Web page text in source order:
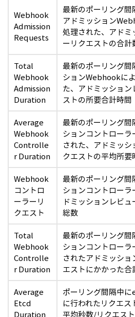
Webhook
Admission
Requests
最新のポーリング間
アドミッション
処理された、アドミ
ーリクエストの合計
Total
Webhook
Admission
Duration
最新のポーリング間
ションWebhookに
た、アドミッション
ストの所要合計時間
Average
Webhook
Controlle
r Duration
最新のポーリング間
ションコントローラ
された、アドミッシ
クエストの平均所要
Webhook
コントロ
ーラーリ
クエスト
最新のポーリング間
ションコントローラ
ドミッションレビ
総数
Total
Webhook
Controlle
r Duration
最新のポーリング間
ションコントローラ
されたアドミッショ
エストにかかった合
Average
Etcd
Duration
ポーリング間隔中
に行われたリクエス
平均秒数/リクエスト